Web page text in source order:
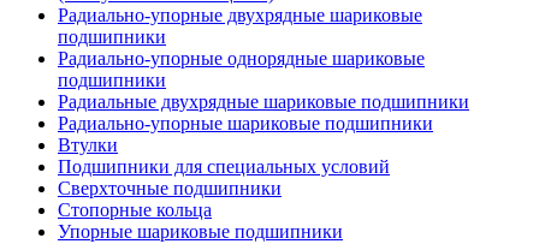
Радиально-упорные двухрядные шариковые
подшипники
Радиально-упорные однорядные шариковые
подшипники
Радиальные двухрядные шариковые подшипники
Радиально-упорные шариковые подшипники
Втулки
Подшипники для специальных условий
Сверхточные подшипники
Стопорные кольца
Упорные шариковые подшипники